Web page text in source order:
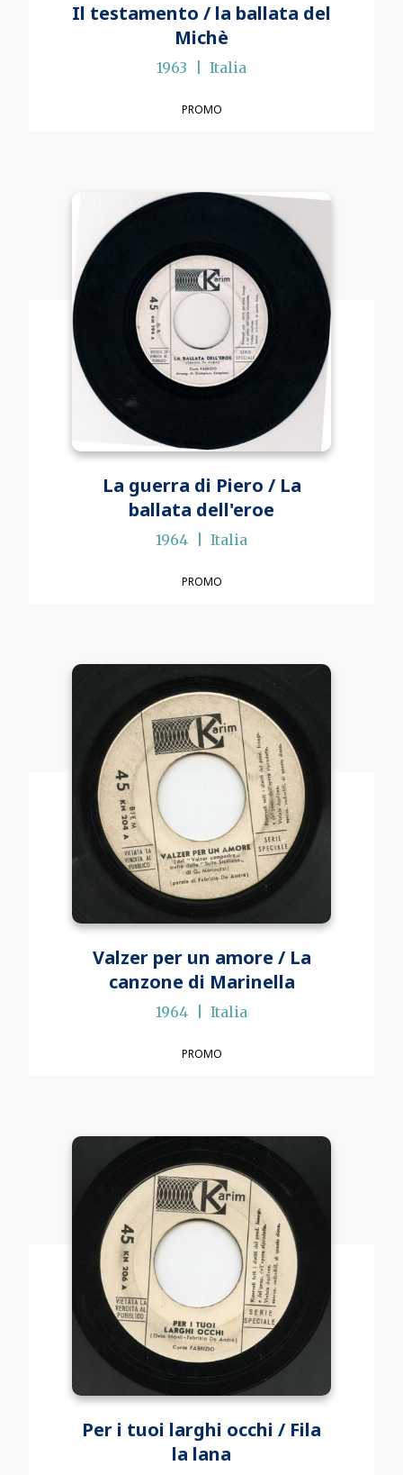
Il testamento / la ballata del
Michè
1963 Italia
PROMO
La guerra di Piero / La
ballata dell'eroe
1964 Italia
PROMO
Valzer per un amore / La
canzone di Marinella
1964 Italia
PROMO
Per i tuoi larghi occhi / Fila
la lana